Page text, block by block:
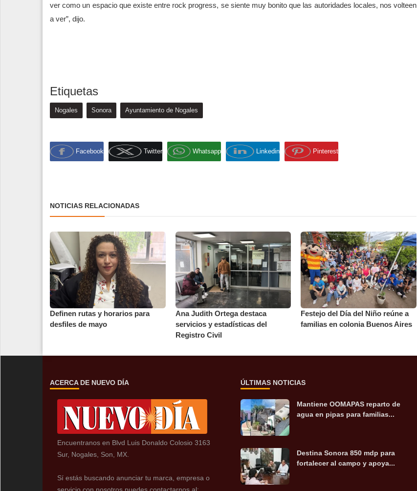
ver como un espacio que existe entre rock progress, se siente muy bonito que las autoridades locales, nos volteen
a ver”, dijo.
Etiquetas
Nogales Sonora Ayuntamiento de Nogales
Facebook Twitter Whatsapp Linkedin Pinterest
NOTICIAS RELACIONADAS
Definen rutas y horarios para
desfiles de mayo
Ana Judith Ortega destaca
servicios y estadísticas del
Registro Civil
Festejo del Día del Niño reúne a
familias en colonia Buenos Aires
ACERCA DE NUEVO DÍA
Encuentranos en Blvd Luis Donaldo Colosio 3163
Sur, Nogales, Son, MX.
Sí estás buscando anunciar tu marca, empresa o
ÚLTIMAS NOTICIAS
Mantiene OOMAPAS reparto de
agua en pipas para familias...
Destina Sonora 850 mdp para
fortalecer al campo y apoya...